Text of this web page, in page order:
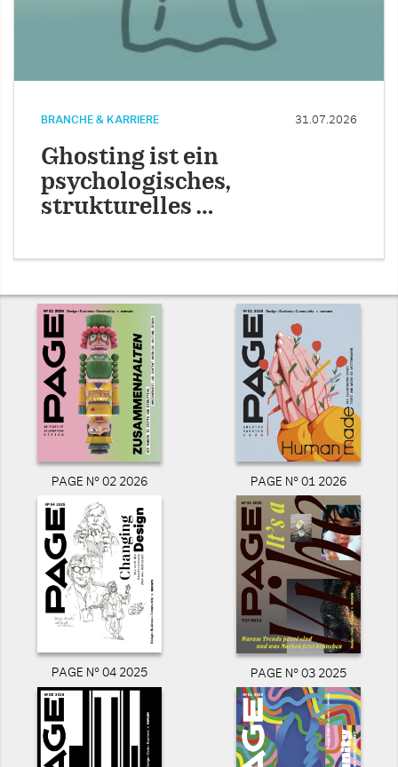
BRANCHE & KARRIERE 31.07.2026
Ghosting ist ein
psychologisches,
strukturelles …
PAGE N° 02 2026 PAGE N° 01 2026
PAGE N° 04 2025 PAGE N° 03 2025